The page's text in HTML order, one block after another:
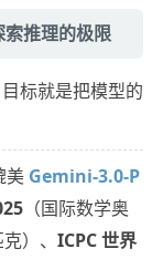
推理的极限
标就是把模型的
美 Gemini-3.0-P
（国际数学奥
）、 ICPC 世界